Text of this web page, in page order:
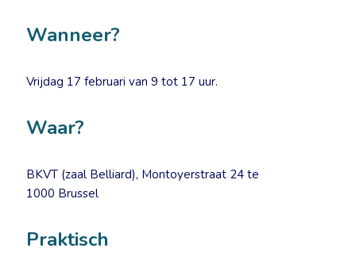
Wanneer?
Vrijdag 17 februari van 9 tot 17 uur.
Waar?
BKVT (zaal Belliard), Montoyerstraat 24 te
1000 Brussel
Praktisch